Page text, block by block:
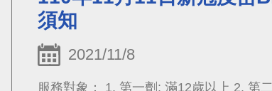
須知
2021/11/8
服務對象： 1. 第一劑: 滿12歲以上 2. 第